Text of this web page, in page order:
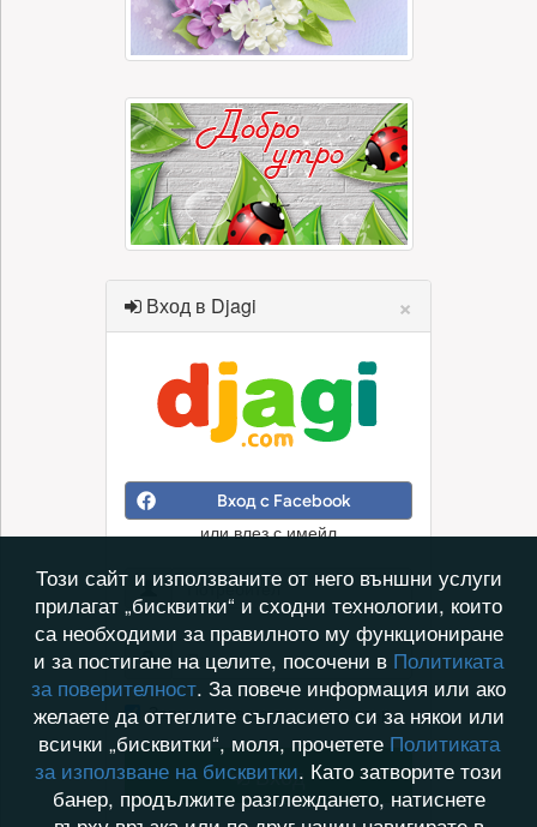
Вход в Djagi ×
Вход с Facebook
или влез с имейл
Запомни ме на този компютър
Вход
Този сайт и използваните от него външни услуги
прилагат „бисквитки“ и сходни технологии, които
са необходими за правилното му функциониране
и за постигане на целите, посочени в Политиката
за поверителност. За повече информация или ако
желаете да оттеглите съгласието си за някои или
всички „бисквитки“, моля, прочетете Политиката
за използване на бисквитки. Като затворите този
банер, продължите разглеждането, натиснете